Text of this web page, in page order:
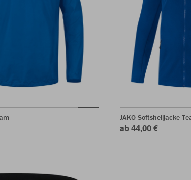
JAKO Softshelljacke
ab 44,00 €